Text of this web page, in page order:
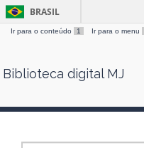
Skip
BRASIL
Ir para o conteúdo 1 Ir para o menu
Biblioteca digital MJ